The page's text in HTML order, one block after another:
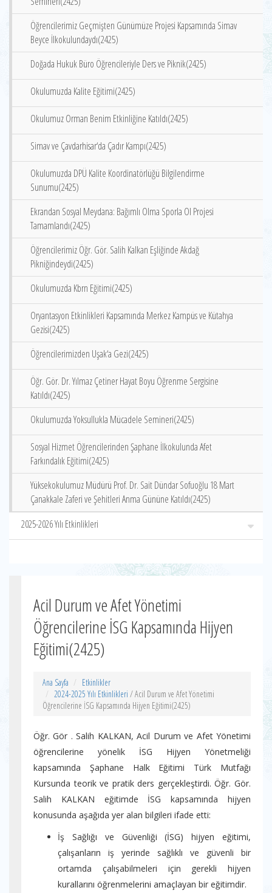
Öğrencilerimiz Geçmişten Günümüze Projesi Kapsamında Simav
Beyce İlkokulundaydı(2425)
Doğada Hukuk Büro Öğrencileriyle Ders ve Piknik(2425)
Okulumuzda Kalite Eğitimi(2425)
Okulumuz Orman Benim Etkinliğine Katıldı(2425)
Simav ve Çavdarhisar‘da Çadır Kampı(2425)
Okulumuzda DPÜ Kalite Koordinatörlüğü Bilgilendirme
Sunumu(2425)
Ekrandan Sosyal Meydana: Bağımlı Olma Sporla Ol Projesi
Tamamlandı(2425)
Öğrencilerimiz Öğr. Gör. Salih Kalkan Eşliğinde Akdağ
Pikniğindeydi(2425)
Okulumuzda Kbrn Eğitimi(2425)
Oryantasyon Etkinlikleri Kapsamında Merkez Kampüs ve Kütahya
Gezisi(2425)
Öğrencilerimizden Uşak‘a Gezi(2425)
Öğr. Gör. Dr. Yılmaz Çetiner Hayat Boyu Öğrenme Sergisine
Katıldı(2425)
Okulumuzda Yoksullukla Mücadele Semineri(2425)
Sosyal Hizmet Öğrencilerinden Şaphane İlkokulunda Afet
Farkındalık Eğitimi(2425)
Yüksekokulumuz Müdürü Prof. Dr. Sait Dündar Sofuoğlu 18 Mart
Çanakkale Zaferi ve Şehitleri Anma Gününe Katıldı(2425)
2025-2026 Yılı Etkinlikleri
Acil Durum ve Afet Yönetimi
Öğrencilerine İSG Kapsamında Hijyen
Eğitimi(2425)
Ana Sayfa
Etkinlikler
2024-2025 Yılı Etkinlikleri / Acil Durum ve Afet Yönetimi
Öğrencilerine İSG Kapsamında Hijyen Eğitimi(2425)
Öğr. Gör . Salih KALKAN, Acil Durum ve Afet Yönetimi
öğrencilerine yönelik İSG Hijyen Yönetmeliği
kapsamında Şaphane Halk Eğitimi Türk Mutfağı
Kursunda teorik ve pratik ders gerçekleştirdi. Öğr. Gör.
Salih KALKAN eğitimde İSG kapsamında hijyen
konusunda aşağıda yer alan bilgileri ifade etti:
İş Sağlığı ve Güvenliği (İSG) hijyen eğitimi,
çalışanların iş yerinde sağlıklı ve güvenli bir
ortamda çalışabilmeleri için gerekli hijyen
kurallarını öğrenmelerini amaçlayan bir eğitimdir.